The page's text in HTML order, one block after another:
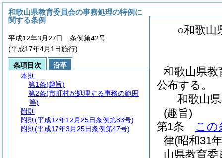
○和歌山
和歌山県
公布する。
和歌山
(趣旨)
第1条
この
律(昭和31
山県教育
和歌山県教育委員会の事務処理の特例に
関する条例
平成12年3月27日 条例第42号
(平成17年4月1日施行)
条項目次
沿革
本則
第1条(趣旨)
第2条(市町村が処理する事務の範囲
等)
附則
附則 (平成12年12月25日条例第83号)
附則 (平成17年3月25日条例第47号)